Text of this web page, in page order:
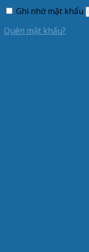
Ghi nhớ mật khẩu
Quên mật khẩu?